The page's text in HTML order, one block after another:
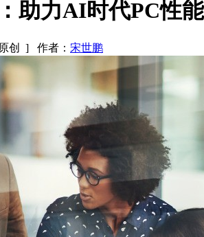
助力AI时代PC性
创 ] 作者： 宋世鹏